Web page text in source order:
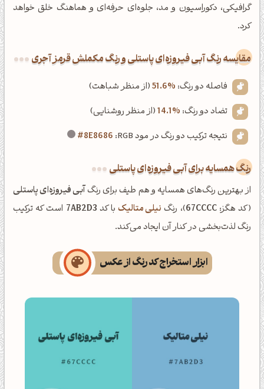
گرافیکی، دکوراسیون و مد، جلوه‌ای حرفه‌ای و هماهنگ خلق خواهد
کرد.
‌مقایسه رنگ آبی فیروزه‌ای پاستلی و رنگ مکملش قرمز آجری
فاصله دو رنگ: 51.6%(از منظر شباهت)
تضاد دو رنگ: 14.1%(از منظر روشنایی)
نتیجه ترکیب دو رنگ در مود RGB:
#8E8686
رنگ همسایه برای آبی فیروزه‌ای پاستلی
از بهترین رنگ‌های همسایه و هم طیف برای رنگآبی فیروزه‌ای پاستلی
(کد هگز:67CCCC)، رنگ نیلی متالیکبا کد 7AB2D3 است که ترکیب
رنگ لذت‌بخشی در کنار آن ایجاد می‌کند.
ابزار استخراج کد رنگ از عکس